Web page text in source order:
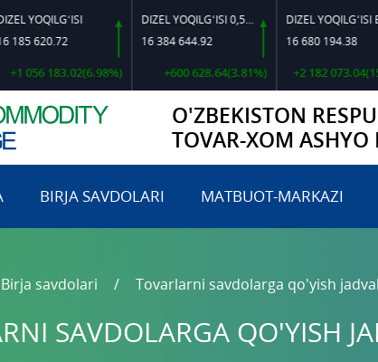
620.72
056 183.02(6.98%)
DIZEL YOQILG‘ISI 0,5-40
16 384 644.92
+600 628.64(3.81%)
DIZEL YOQILG‘ISI EVRO L-K-4
16 680 194.38
+2 182
O'ZBEKISTON
TOVAR-XOM ASHYO
BIRJA SAVDOLARI MATBUOT-MARKAZI
Birja savdolari Tovarlarni savdolarga qo'yish
SAVDOLARGA QO'YISH